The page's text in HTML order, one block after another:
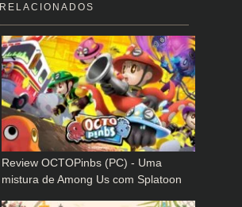
RELACIONADOS
Review OCTOPinbs (PC) - Uma
mistura de Among Us com Splatoon